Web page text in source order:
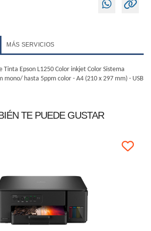
MÁS SERVICIOS
Epson L1250 Color inkjet Color Sistema
mono/ hasta 5ppm color - A4 (210 x 297 mm) - USB
TE PUEDE GUSTAR